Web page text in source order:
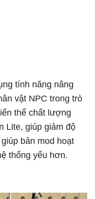
tính năng nâng
vật NPC trong trò
thể chất lượng
Lite, giúp giảm độ
bản mod hoạt
thống yếu hơn.